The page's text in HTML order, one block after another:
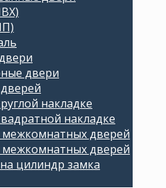
двери
накладке
накладке
межкомнатных дверей
межкомнатных дверей
цилиндр замка